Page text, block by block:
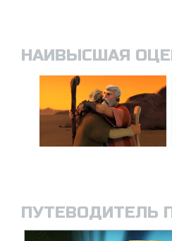
НАИВЫСШАЯ
ПУТЕВОДИТЕЛЬ